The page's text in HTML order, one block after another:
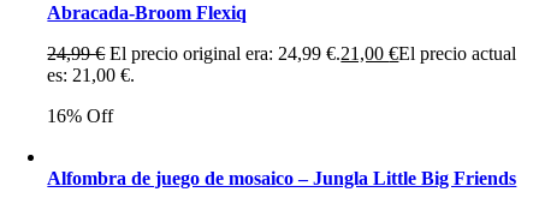
Abracada-Broom Flexiq
24,99€ El precio original era: 24,99 €.21,00€El precio actual
es: 21,00 €.
16% Off
Alfombra de juego de mosaico – Jungla Little Big Friends